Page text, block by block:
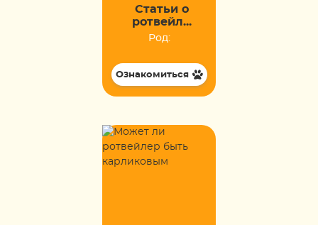
Статьи о
ротвейл...
Род:
Ознакомиться